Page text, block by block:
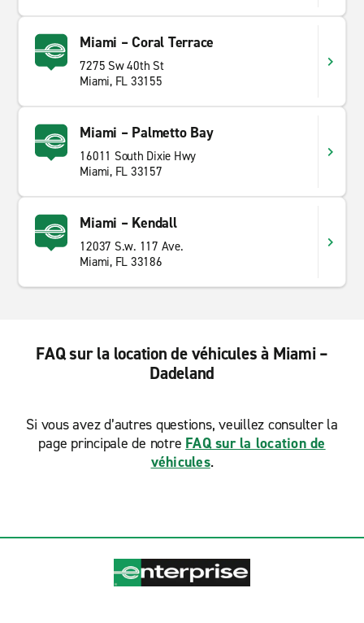
Miami – Coral Terrace
7275 Sw 40th St
Miami, FL 33155
Miami – Palmetto Bay
16011 South Dixie Hwy
Miami, FL 33157
Miami – Kendall
12037 S.w. 117 Ave.
Miami, FL 33186
FAQ sur la location de véhicules à Miami –
Dadeland
Si vous avez d’autres questions, veuillez consulter la
page principale de notre FAQ sur la location de
véhicules.